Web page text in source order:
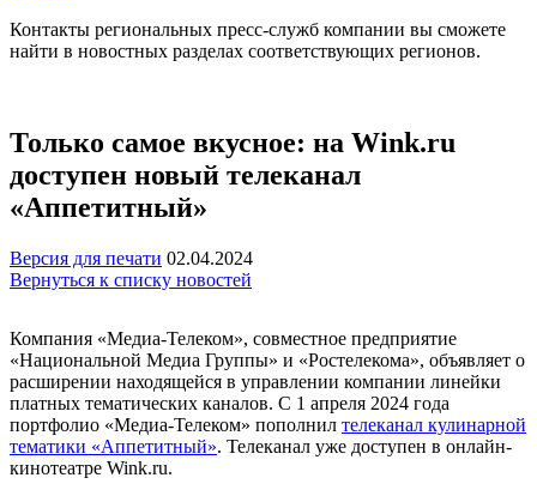
Контакты региональных пресс-служб компании вы сможете
найти в новостных разделах соответствующих регионов.
Только самое вкусное: на Wink.ru
доступен новый телеканал
«Аппетитный»
Версия для печати 02.04.2024
Вернуться к списку новостей
Компания «Медиа-Телеком», совместное предприятие
«Национальной Медиа Группы» и «Ростелекома», объявляет о
расширении находящейся в управлении компании линейки
платных тематических каналов. С 1 апреля 2024 года
портфолио «Медиа-Телеком» пополнил телеканал кулинарной
тематики «Аппетитный». Телеканал уже доступен в онлайн-
кинотеатре Wink.ru.